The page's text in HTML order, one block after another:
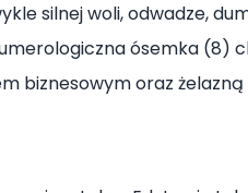
silnej woli, odwadze,
ósemka (8)
biznesowym oraz